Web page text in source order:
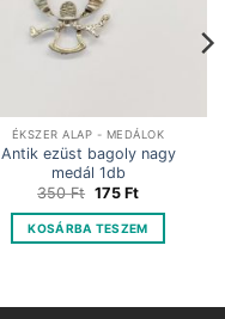
ÉKSZER ALAP - MEDÁLOK
Antik ezüst bagoly nagy
medál 1db
350Ft Original
was:
350 Ft.
175 FtCurrent
is:
175 Ft.
KOSÁRBA TESZEM